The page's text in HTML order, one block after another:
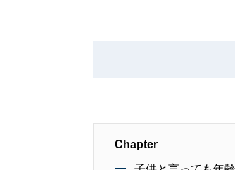
Chapter